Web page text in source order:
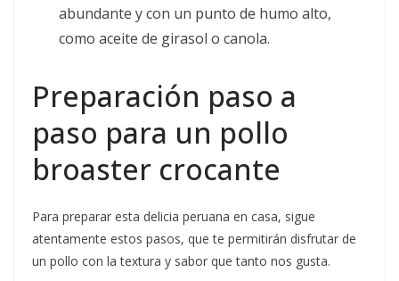
abundante y con un punto de humo alto,
como aceite de girasol o canola.
Preparación paso a
paso para un pollo
broaster crocante
Para preparar esta delicia peruana en casa, sigue
atentamente estos pasos, que te permitirán disfrutar de
un pollo con la textura y sabor que tanto nos gusta.